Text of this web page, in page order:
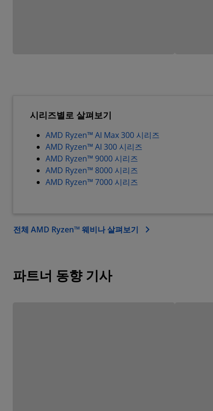
시리즈별로 살펴보기
AMD Ryzen™ AI Max 300 시리즈
AMD Ryzen™ AI 300 시리즈
AMD Ryzen™ 9000 시리즈
AMD Ryzen™ 8000 시리즈
AMD Ryzen™ 7000 시리즈
전체 AMD Ryzen™ 웨비나 살펴보기
파트너 동향 기사